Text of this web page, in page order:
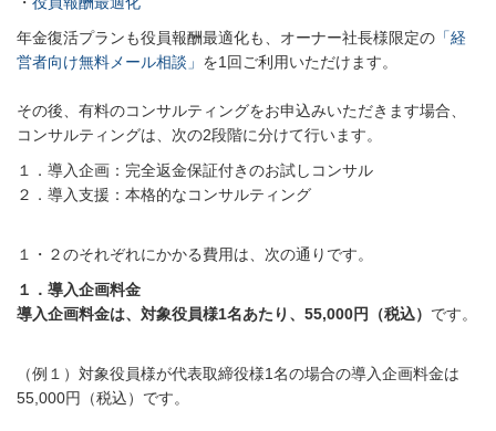
年金復活プランも役員報酬最適化も、オーナー社長様限定の 「経
営者向け無料メール相談」 を1回ご利用いただけます。
その後、有料のコンサルティングをお申込みいただきます場合、
コンサルティングは、次の2段階に分けて行います。
１．導入企画：完全返金保証付きのお試しコンサル
２．導入支援：本格的なコンサルティング
１・２のそれぞれにかかる費用は、次の通りです。
１．導入企画料金
導入企画料金は、対象役員様1名あたり、55,000円（税込） です。
（例１）対象役員様が代表取締役様1名の場合の導入企画料金は
55,000円（税込）です。